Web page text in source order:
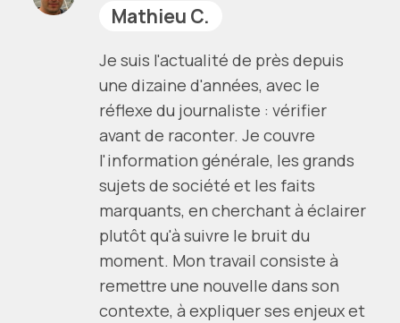
Mathieu C.
Je suis l'actualité de près depuis
une dizaine d'années, avec le
réflexe du journaliste : vérifier
avant de raconter. Je couvre
l'information générale, les grands
sujets de société et les faits
marquants, en cherchant à éclairer
plutôt qu'à suivre le bruit du
moment. Mon travail consiste à
remettre une nouvelle dans son
contexte, à expliquer ses enjeux et